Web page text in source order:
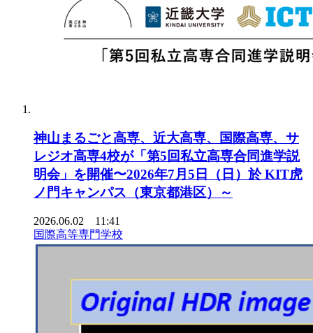
神山まるごと高専、近大高専、国際高専、サ
レジオ高専4校が「第5回私立高専合同進学説
明会」を開催〜2026年7月5日（日）於 KIT虎
ノ門キャンパス（東京都港区）～
2026.06.02 11:41
国際高等専門学校